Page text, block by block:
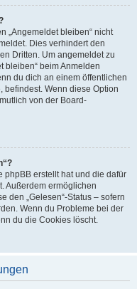
„Angemeldet bleiben“ nicht
Dies verhindert den
Dritten. Um angemeldet zu
bleiben“ beim Anmelden
du dich an einem öffentlichen
befindest. Wenn diese Option
von der Board-
phpBB erstellt hat und die dafür
Außerdem ermöglichen
den „Gelesen“-Status – sofern
Wenn du Probleme bei der
du die Cookies löscht.